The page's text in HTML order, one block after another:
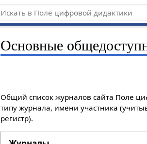
Основные
Общий список журналов сайта Поле
типу журнала, имени участника
регистр).